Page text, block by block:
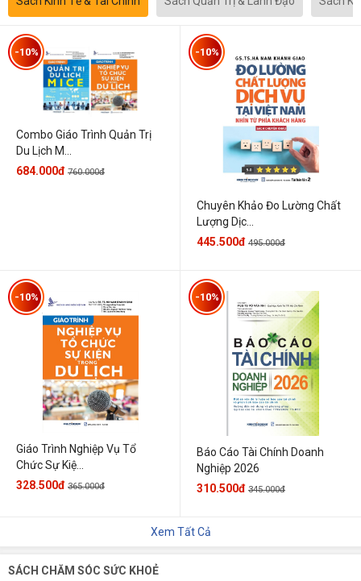
Combo Giáo Trình Quản Trị
Du Lịch M...
-10%
684.000đ 760.000đ
Chuyên Khảo Đo Lường Chất
Lượng Dịc...
-10%
445.500đ 495.000đ
Giáo Trình Nghiệp Vụ Tổ
Chức Sự Kiệ...
-10%
328.500đ 365.000đ
Báo Cáo Tài Chính Doanh
Nghiệp 2026
-10%
310.500đ 345.000đ
Xem Tất Cả
SÁCH CHĂM SÓC SỨC KHOẺ